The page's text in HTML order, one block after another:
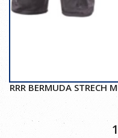
RRR BERMUDA STRECH